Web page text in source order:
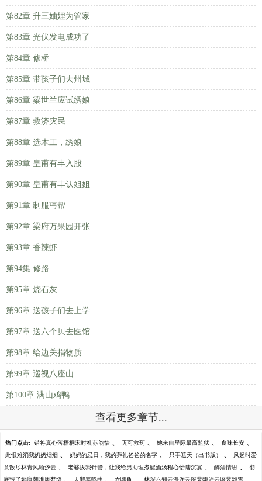
第82章 升三妯娌为管家
第83章 光伏发电成功了
第84章 修桥
第85章 带孩子们去州城
第86章 梁世兰应试绣娘
第87章 救济灾民
第88章 选木工，绣娘
第89章 皇甫有丰入股
第90章 皇甫有丰认姐姐
第91章 制服丐帮
第92章 梁府万果园开张
第93章 香辣虾
第94集 修路
第95章 烧石灰
第96章 送孩子们去上学
第97章 送六个贝去医馆
第98章 给边关捐物质
第99章 巡视八座山
第100章 满山鸡鸭
查看更多章节...
热门点击: 错将真心落梧桐宋时礼苏韵怡 、 无可救药 、 她来自星际最高监狱 、 食味长安 、
此恨难消我奶奶烟烟 、 妈妈的忌日，我的葬礼爸爸的名字 、 只手遮天（出书版） 、 风起时爱
意散尽林青风顾汐云 、 老婆拔我针管，让我给男助理煮醒酒汤程心怡陆沉宴 、 醉酒情思 、 彻
底毁了她唐朝淮唐梦绮 天鹅奏鸣曲 吞噬鱼 林深不知云海许云琛裴馥许云琛裴馥雪